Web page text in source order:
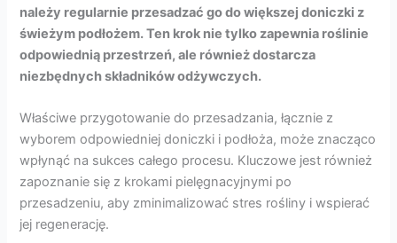
należy regularnie przesadzać go do większej doniczki z
świeżym podłożem. Ten krok nie tylko zapewnia roślinie
odpowiednią przestrzeń, ale również dostarcza
niezbędnych składników odżywczych.
Właściwe przygotowanie do przesadzania, łącznie z
wyborem odpowiedniej doniczki i podłoża, może znacząco
wpłynąć na sukces całego procesu. Kluczowe jest również
zapoznanie się z krokami pielęgnacyjnymi po
przesadzeniu, aby zminimalizować stres rośliny i wspierać
jej regenerację.